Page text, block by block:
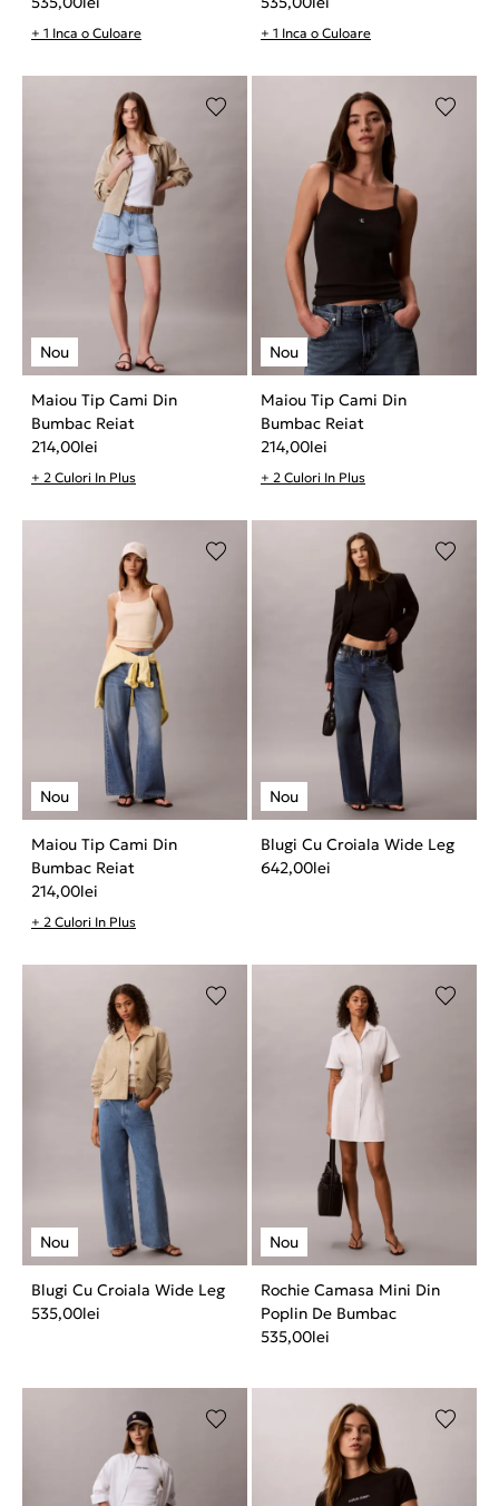
+ 1 Inca o Culoare + 1 Inca o Culoare
Maiou Tip Cami Din
Bumbac Reiat
214,00lei
+ 2 Culori In Plus
Maiou Tip Cami Din
Bumbac Reiat
214,00lei
+ 2 Culori In Plus
Maiou Tip Cami Din
Bumbac Reiat
214,00lei
+ 2 Culori In Plus
Blugi Cu Croiala Wide Leg
642,00lei
Blugi Cu Croiala Wide Leg
535,00lei
Rochie Camasa Mini Din
Poplin De Bumbac
535,00lei